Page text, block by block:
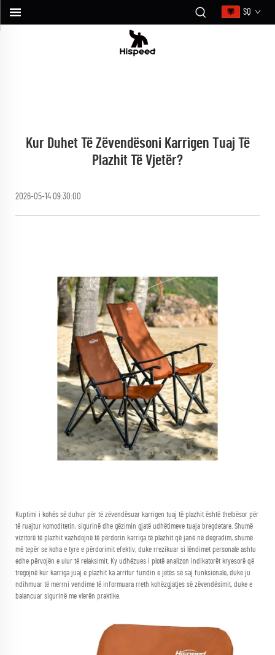
SQ
Kur Duhet Të Zëvendësoni Karrigen Tuaj Të
Plazhit Të Vjetër?
2026-05-14 09:30:00
Kuptimi i kohës së duhur për të zëvendësuar karrigen tuaj të plazhit është thelbësor për
të ruajtur komoditetin, sigurinë dhe gëzimin gjatë udhëtimeve tuaja bregdetare. Shumë
vizitorë të plazhit vazhdojnë të përdorin karriga të plazhit që janë në degradim, shumë
më tepër se koha e tyre e përdorimit efektiv, duke rrezikuar si lëndimet personale ashtu
edhe përvojën e ulur të relaksimit. Ky udhëzues i plotë analizon indikatorët kryesorë që
tregojnë kur karriga juaj e plazhit ka arritur fundin e jetës së saj funksionale, duke ju
ndihmuar të merrni vendime të informuara rreth kohëzgjatjes së zëvendësimit, duke e
balancuar sigurinë me vlerën praktike.